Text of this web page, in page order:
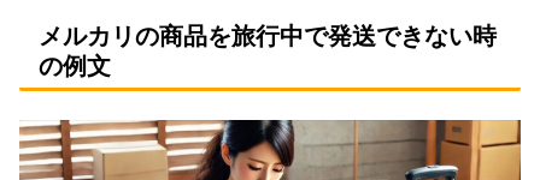
メルカリの商品を旅行中で発送できない時
の例文